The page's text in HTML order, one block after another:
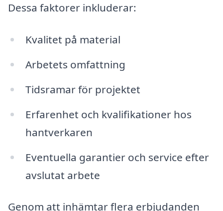
Dessa faktorer inkluderar:
Kvalitet på material
Arbetets omfattning
Tidsramar för projektet
Erfarenhet och kvalifikationer hos
hantverkaren
Eventuella garantier och service efter
avslutat arbete
Genom att inhämtar flera erbjudanden